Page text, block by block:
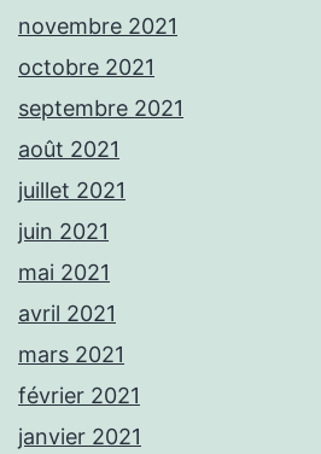
novembre 2021
octobre 2021
septembre 2021
août 2021
juillet 2021
juin 2021
mai 2021
avril 2021
mars 2021
février 2021
janvier 2021